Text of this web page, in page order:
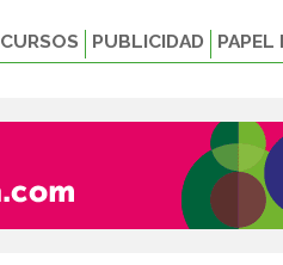
CURSOS PUBLICIDAD PAPEL